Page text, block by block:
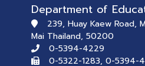
239, Huay Kaew Road,
Mai Thailand, 50200
0-5394-4229
0-5322-1283, 0-5394-